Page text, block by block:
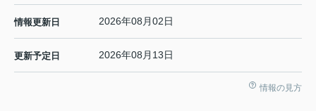
情報更新日 2026年08月02日
更新予定日 2026年08月13日
情報の見方